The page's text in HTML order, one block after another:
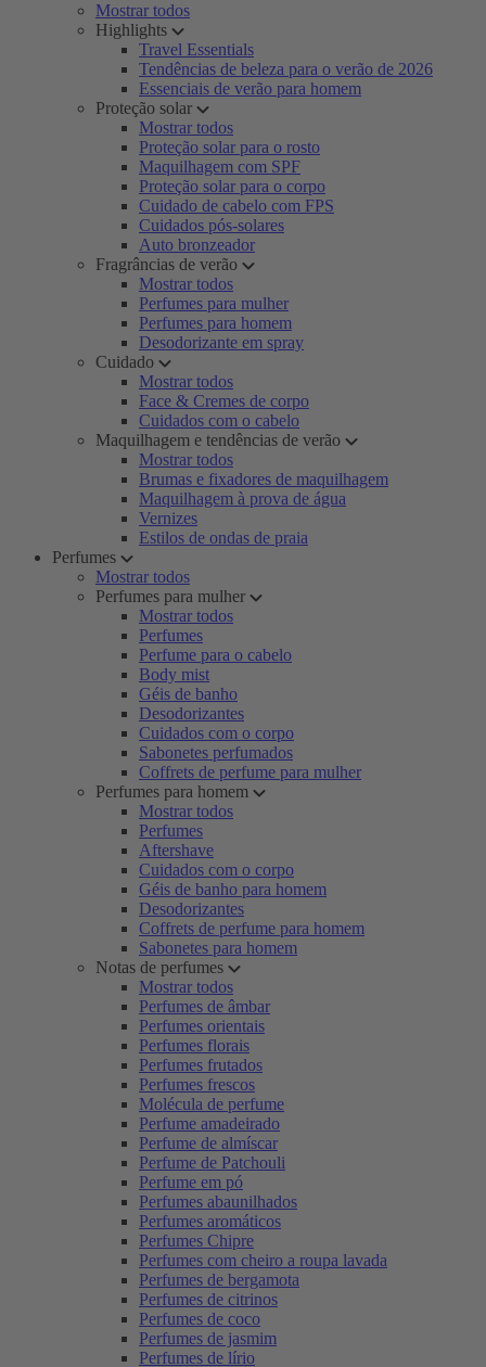
Mostrar todos
Highlights
Travel Essentials
Tendências de beleza para o verão de 2026
Essenciais de verão para homem
Proteção solar
Mostrar todos
Proteção solar para o rosto
Maquilhagem com SPF
Proteção solar para o corpo
Cuidado de cabelo com FPS
Cuidados pós-solares
Auto bronzeador
Fragrâncias de verão
Mostrar todos
Perfumes para mulher
Perfumes para homem
Desodorizante em spray
Cuidado
Mostrar todos
Face & Cremes de corpo
Cuidados com o cabelo
Maquilhagem e tendências de verão
Mostrar todos
Brumas e fixadores de maquilhagem
Maquilhagem à prova de água
Vernizes
Estilos de ondas de praia
Perfumes
Mostrar todos
Perfumes para mulher
Mostrar todos
Perfumes
Perfume para o cabelo
Body mist
Géis de banho
Desodorizantes
Cuidados com o corpo
Sabonetes perfumados
Coffrets de perfume para mulher
Perfumes para homem
Mostrar todos
Perfumes
Aftershave
Cuidados com o corpo
Géis de banho para homem
Desodorizantes
Coffrets de perfume para homem
Sabonetes para homem
Notas de perfumes
Mostrar todos
Perfumes de âmbar
Perfumes orientais
Perfumes florais
Perfumes frutados
Perfumes frescos
Molécula de perfume
Perfume amadeirado
Perfume de almíscar
Perfume de Patchouli
Perfume em pó
Perfumes abaunilhados
Perfumes aromáticos
Perfumes Chipre
Perfumes com cheiro a roupa lavada
Perfumes de bergamota
Perfumes de citrinos
Perfumes de coco
Perfumes de jasmim
Perfumes de lírio